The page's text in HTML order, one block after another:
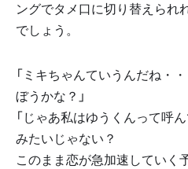
ングでタメ口に切り替えられ
でしょう。
「ミキちゃんていうんだね・
ぼうかな？」
「じゃあ私はゆうくんって呼
みたいじゃない？
このまま恋が急加速していく